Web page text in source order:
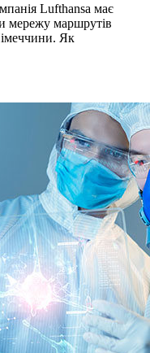
Lufthansa має
мережу маршрутів
Як